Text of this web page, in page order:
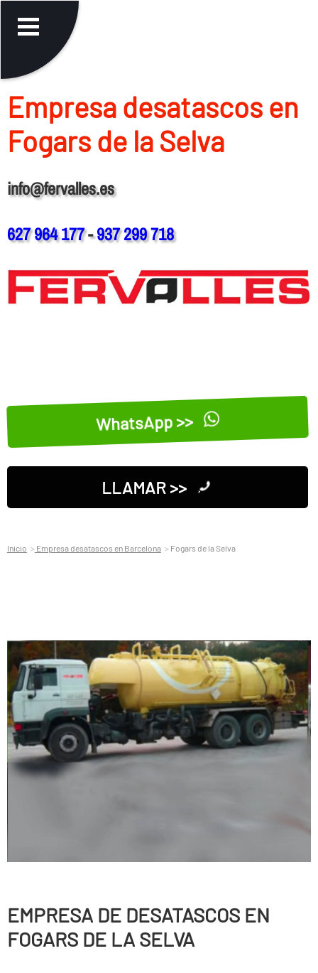
Empresa desatascos en
Fogars de la Selva
info@fervalles.es
627 964 177-937 299 718
WhatsApp >>
LLAMAR >>
Inicio Empresa desatascos en Barcelona Fogars de la Selva
EMPRESA DE DESATASCOS EN
FOGARS DE LA SELVA